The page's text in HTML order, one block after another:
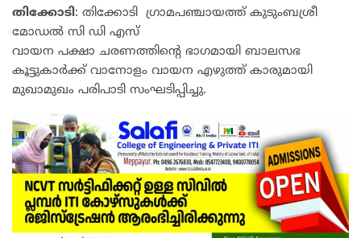
തിക്കോടി: തിക്കോടി ഗ്രാമപഞ്ചായത്ത് കുടുംബശ്രീ
മോഡൽ സി ഡി എസ്
വായന പക്ഷാ ചരണത്തിൻ്റെ ഭാഗമായി ബാലസഭ
കൂട്ടുകാർക്ക് വാനോളം വായന എഴുത്ത് കാരുമായി
മുഖാമുഖം പരിപാടി സംഘടിപ്പിച്ചു.